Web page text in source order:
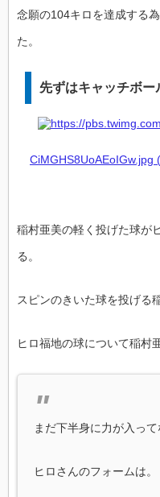
念願の104キロを達成する
た。
先ずはキャッチボー
CiMGHS8UoAEoIGw.jpg
稲村亜美の軽く投げた球が
る。
スピンのきいた球を投げる
ヒロ福地の球について稲村
まだ下半身に力が入って
ヒロさんのフォームは。